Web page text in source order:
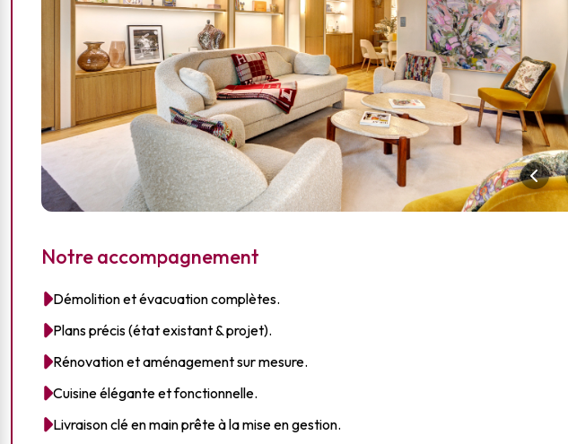
Notre accompagnement
Démolition et évacuation complètes.
Plans précis (état existant & projet).
Rénovation et aménagement sur mesure.
Cuisine élégante et fonctionnelle.
Livraison clé en main prête à la mise en gestion.